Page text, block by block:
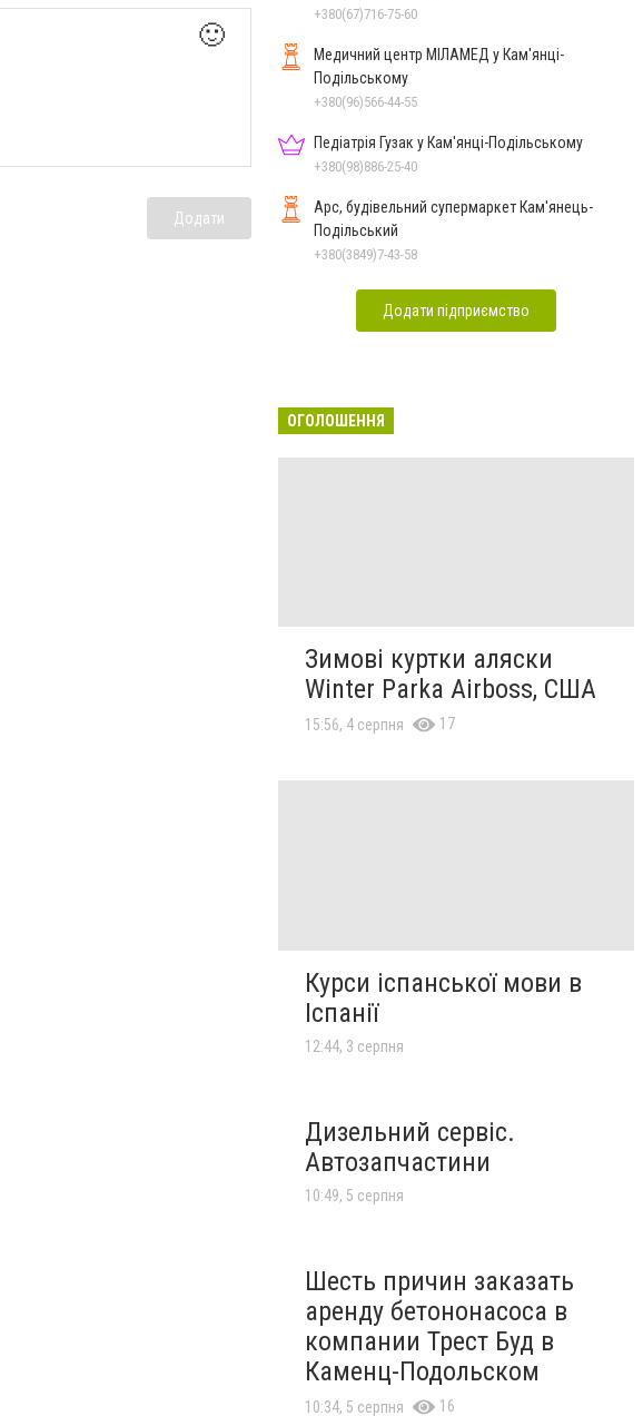
🙂
Додати
+380(67)716-75-60
Медичний центр МІЛАМЕД у Кам'янці-
Подільському
+380(96)566-44-55
Педіатрія Гузак у Кам'янці-Подільському
+380(98)886-25-40
Арс, будівельний супермаркет Кам'янець-
Подільський
+380(3849)7-43-58
Додати підприємство
ОГОЛОШЕННЯ
Зимові куртки аляски
Winter Parka Airboss, США
15:56, 4 серпня 17
Курси іспанської мови в
Іспанії
12:44, 3 серпня
Дизельний сервіс.
Автозапчастини
10:49, 5 серпня
Шесть причин заказать
аренду бетононасоса в
компании Трест Буд в
Каменц-Подольском
10:34, 5 серпня 16